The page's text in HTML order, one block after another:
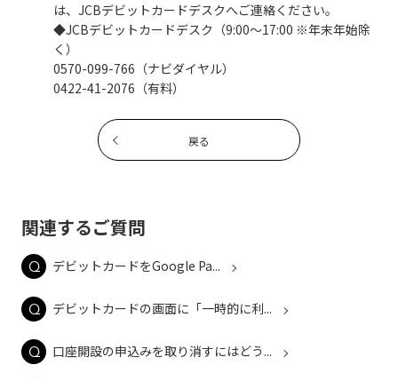
は、JCBデビットカードデスクへご連絡ください。
◆JCBデビットカードデスク（9:00～17:00 ※年末年始除
く）
0570-099-766（ナビダイヤル）
0422-41-2076（有料）
戻る
関連するご質問
デビットカードをGoogle Pa...
デビットカードの画面に「一時的に利...
口座開設の申込みを取り消すにはどう...